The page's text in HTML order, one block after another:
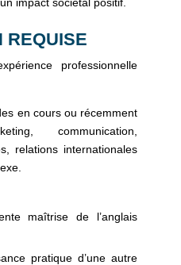
REQUISE
professionnelle
en cours ou récemment
communication,
relations internationales
maîtrise de l’anglais
pratique d’une autre